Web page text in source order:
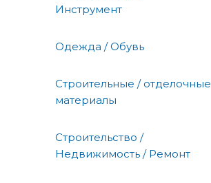
Инструмент
Одежда / Обувь
Строительные / отделочные
материалы
Строительство /
Недвижимость / Ремонт